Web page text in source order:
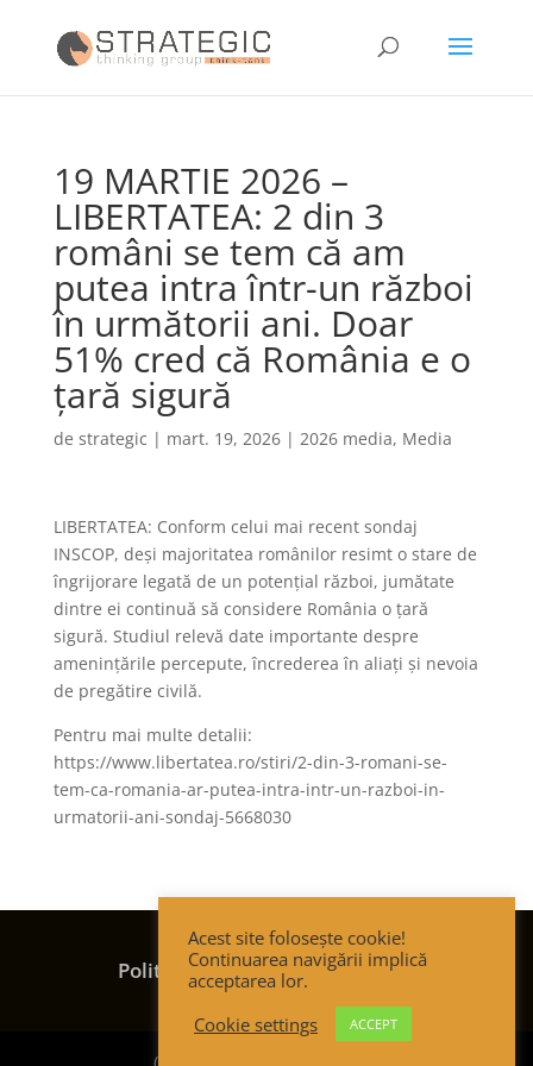
19 MARTIE 2026 –
LIBERTATEA: 2 din 3
români se tem că am
putea intra într-un război
în următorii ani. Doar
51% cred că România e o
țară sigură
de strategic | mart. 19, 2026| 2026 media, Media
LIBERTATEA: Conform celui mai recent sondaj
INSCOP, deși majoritatea românilor resimt o stare de
îngrijorare legată de un potențial război, jumătate
dintre ei continuă să considere România o țară
sigură. Studiul relevă date importante despre
amenințările percepute, încrederea în aliați și nevoia
de pregătire civilă.
Pentru mai multe detalii:
https://www.libertatea.ro/stiri/2-din-3-romani-se-
tem-ca-romania-ar-putea-intra-intr-un-razboi-in-
urmatorii-ani-sondaj-5668030
Termeni și condiții
Politica de confidențialitate
Politica de cookies
Acest site folosește cookie!
Continuarea navigării implică
acceptarea lor.
Cookie settings
ACCEPT